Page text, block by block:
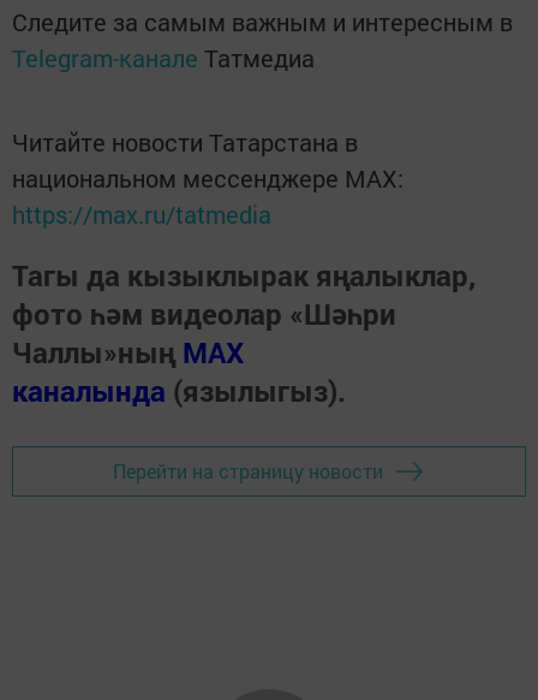
Следите за самым важным и интересным в
Telegram-канале Татмедиа
Читайте новости Татарстана в
национальном мессенджере MАХ:
https://max.ru/tatmedia
Тагы да кызыклырак яңалыклар,
фото һәм видеолар «Шәһри
Чаллы»ның MAX
каналында (язылыгыз).
Перейти на страницу новости